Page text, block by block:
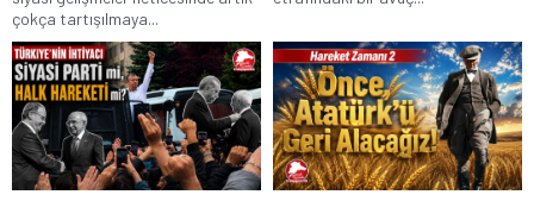
çokça tartışılmaya...